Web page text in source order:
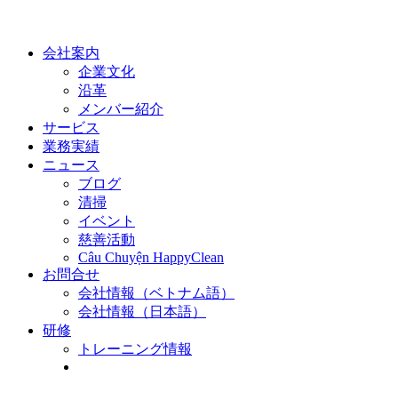
会社案内
企業文化
沿革
メンバー紹介
サービス
業務実績
ニュース
ブログ
清掃
イベント
慈善活動
Câu Chuyện HappyClean
お問合せ
会社情報（ベトナム語）
会社情報（日本語）
研修
トレーニング情報